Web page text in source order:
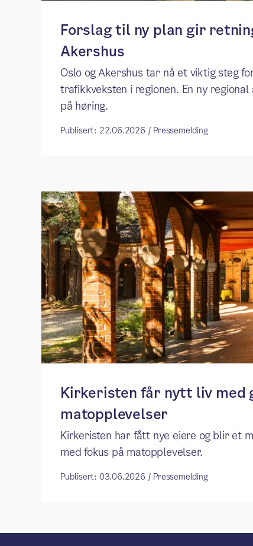
Forslag til ny plan gir
Akershus
Oslo og Akershus tar nå et viktig steg
trafikkveksten i regionen. En ny
på høring.
Publisert: 22.06.2026 / Pressemelding
Kirkeristen får nytt liv med
matopplevelser
Kirkeristen har fått nye eiere og blir et
med fokus på matopplevelser.
Publisert: 03.06.2026 / Pressemelding